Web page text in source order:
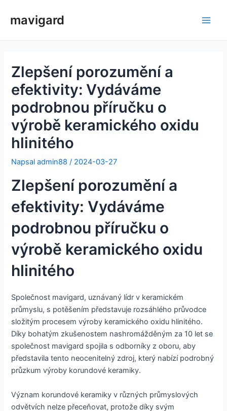
mavigard
Zlepšení porozumění a
efektivity: Vydáváme
podrobnou příručku o
výrobě keramického oxidu
hlinitého
Napsaladmin88/ 2024-03-27
Zlepšení porozumění a
efektivity: Vydáváme
podrobnou příručku o
výrobě keramického oxidu
hlinitého
Společnost mavigard, uznávaný lídr v keramickém
průmyslu, s potěšením představuje rozsáhlého průvodce
složitým procesem výroby keramického oxidu hlinitého.
Díky bohatým zkušenostem nashromážděným za 10 let se
společnost mavigard spojila s odborníky z oboru, aby
představila tento neocenitelný zdroj, který nabízí podrobný
průzkum výroby korundové keramiky.
Význam korundové keramiky v různých průmyslových
odvětvích nelze přeceňovat, protože díky svým